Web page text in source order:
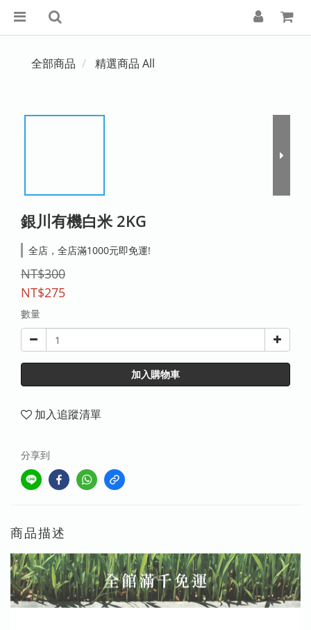
全部商品 精選商品 All
銀川有機白米 2KG
全店，全店滿1000元即免運!
NT$300
NT$275
數量
加入購物車
加入追蹤清單
分享到
商品描述